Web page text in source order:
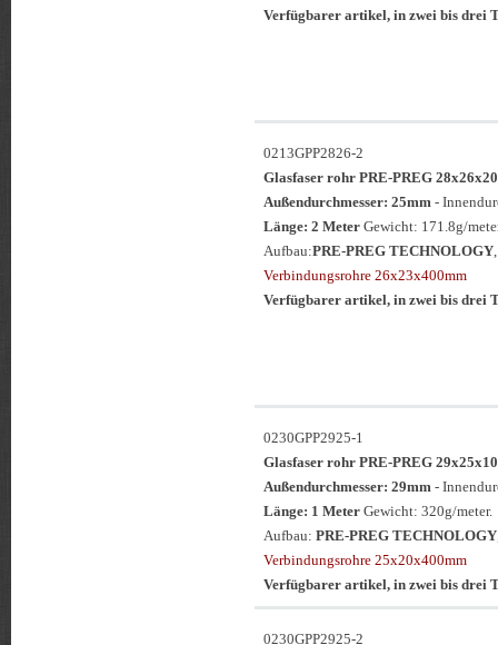
Verfügbarer artikel, in zwei bis drei
0213GPP2826-2
Glasfaser rohr PRE-PREG
Außendurchmesser: 25mm -
Länge: 2 Meter Gewicht: 171.8g/
Aufbau:PRE-PREG TECHNOLOGY
Verbindungsrohre 26x23x400mm
Verfügbarer artikel, in zwei bis drei
0230GPP2925-1
Glasfaser rohr PRE-PREG
Außendurchmesser: 29mm -
Länge: 1 Meter Gewicht: 320g/meter.
Aufbau: PRE-PREG TECHNOLOGY
Verbindungsrohre 25x20x400mm
Verfügbarer artikel, in zwei bis drei
0230GPP2925-2